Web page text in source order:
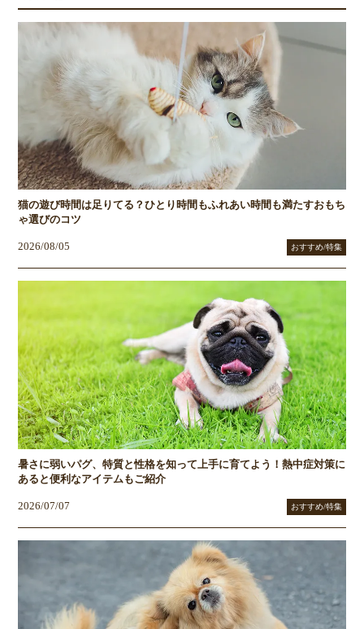
猫の遊び時間は足りてる？ひとり時間もふれあい時間も満たすおもち
ゃ選びのコツ
2026/08/05 おすすめ/特集
暑さに弱いパグ、特質と性格を知って上手に育てよう！熱中症対策に
あると便利なアイテムもご紹介
2026/07/07 おすすめ/特集